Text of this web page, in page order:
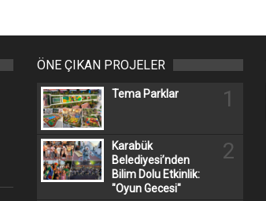
ÖNE ÇIKAN PROJELER
Tema Parklar 1
Karabük
Belediyesi’nden
Bilim Dolu Etkinlik:
"Oyun Gecesi"
2